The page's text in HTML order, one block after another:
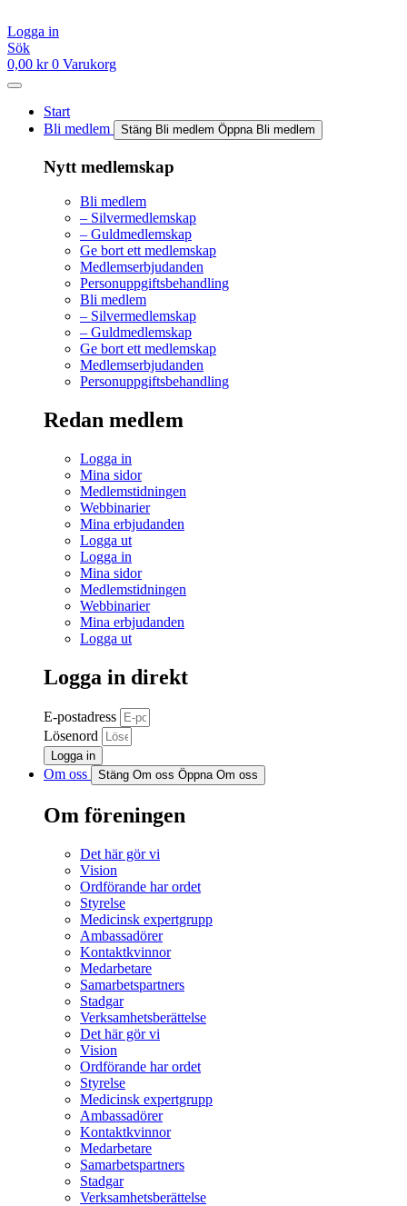
till
innehåll
Logga in
Sök
0,00 kr 0 Varukorg
Start
Bli medlem
Stäng Bli medlem Öppna Bli medlem
Nytt medlemskap
Bli medlem
– Silvermedlemskap
– Guldmedlemskap
Ge bort ett medlemskap
Medlemserbjudanden
Personuppgiftsbehandling
Bli medlem
– Silvermedlemskap
– Guldmedlemskap
Ge bort ett medlemskap
Medlemserbjudanden
Personuppgiftsbehandling
Redan medlem
Logga in
Mina sidor
Medlemstidningen
Webbinarier
Mina erbjudanden
Logga ut
Logga in
Mina sidor
Medlemstidningen
Webbinarier
Mina erbjudanden
Logga ut
Logga in direkt
E-postadress
Lösenord
Logga in
Om oss Stäng Om oss Öppna Om oss
Om föreningen
Det här gör vi
Vision
Ordförande har ordet
Styrelse
Medicinsk expertgrupp
Ambassadörer
Kontaktkvinnor
Medarbetare
Samarbetspartners
Stadgar
Verksamhetsberättelse
Det här gör vi
Vision
Ordförande har ordet
Styrelse
Medicinsk expertgrupp
Ambassadörer
Kontaktkvinnor
Medarbetare
Samarbetspartners
Stadgar
Verksamhetsberättelse